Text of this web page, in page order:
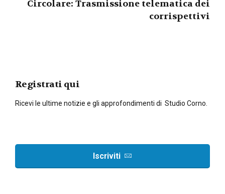
Circolare: Trasmissione telematica dei
corrispettivi
Registrati qui
Ricevi le ultime notizie e gli approfondimenti di Studio Corno.
Iscriviti